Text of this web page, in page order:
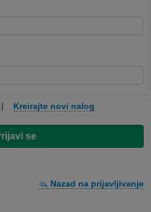
Kreirajte novi nalog
se
Nazad na prijavljivanje